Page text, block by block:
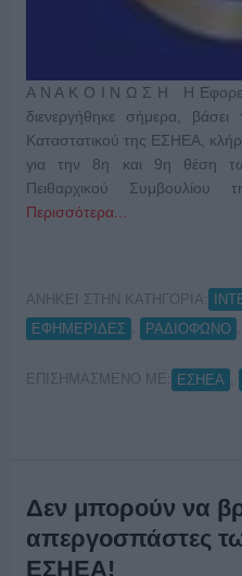
Α Ν Α Κ Ο Ι Ν Ω Σ Η Η
διενεργήθηκε σήμερα,
Καταστατικού της ΕΣΗΕΑ,
για την 8η και 9η θέση
Πειθαρχικού
Περισσότερα...
ΑΝΗΚΕΙ ΣΤΗΝ ΚΑΤΗΓΟΡΙΑ:
ΕΦΗΜΕΡΙΔΕΣ
ΡΑΔΙΟΦΩΝΟ
ΕΠΙΣΗΜΑΣΜΕΝΟ ΜΕ: ΕΣΗΕΑ
Δεν μπορούν να
απεργοσπάστες
ΕΣΗΕΑ!